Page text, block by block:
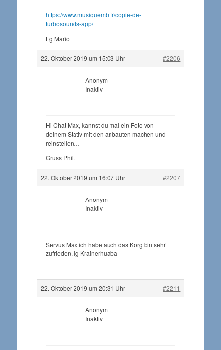
https://www.musiquemb.fr/copie-de-
turbosounds-app/
Lg Mario
22. Oktober 2019 um 15:03 Uhr #2206
Anonym
Inaktiv
Hi Chat Max, kannst du mal ein Foto von
deinem Stativ mit den anbauten machen und
reinstellen…
Gruss Phil.
22. Oktober 2019 um 16:07 Uhr #2207
Anonym
Inaktiv
Servus Max ich habe auch das Korg bin sehr
zufrieden. lg Krainerhuaba
22. Oktober 2019 um 20:31 Uhr #2211
Anonym
Inaktiv